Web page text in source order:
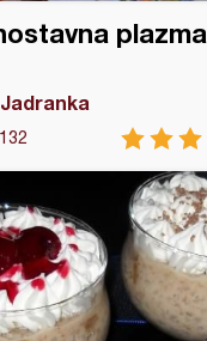
plazma
Jadranka